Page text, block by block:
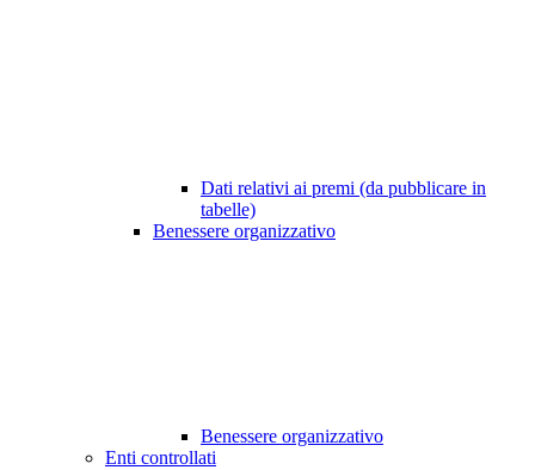
Dati relativi ai premi (da pubblicare in
tabelle)
Benessere organizzativo
Benessere organizzativo
Enti controllati